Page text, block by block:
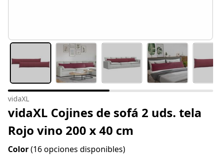
vidaXL
vidaXL Cojines de sofá 2 uds. tela
Rojo vino 200 x 40 cm
Color(16 opciones disponibles)